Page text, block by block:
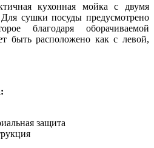
кухонная мойка с двумя
сушки посуды предусмотрено
благодаря оборачиваемой
быть расположено как с левой,
защита